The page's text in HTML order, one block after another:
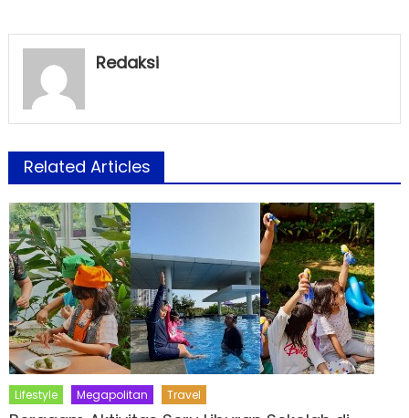
Redaksi
Related Articles
Lifestyle Megapolitan Travel